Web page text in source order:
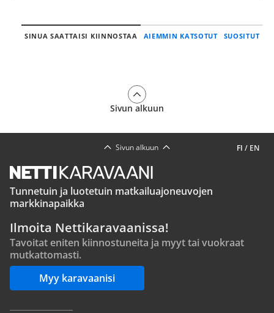
SINUA SAATTAISI KIINNOSTAA AIEMMIN KATSOTUT SUOSITUT
Sivun alkuun
FI / EN
Sivun alkuun
Tunnetuin ja luotetuin matkailuajoneuvojen
markkinapaikka
Ilmoita Nettikaravaanissa!
Tavoitat eniten kiinnostuneita ja myyt tai vuokraat
mutkattomasti.
Myy karavaanisi